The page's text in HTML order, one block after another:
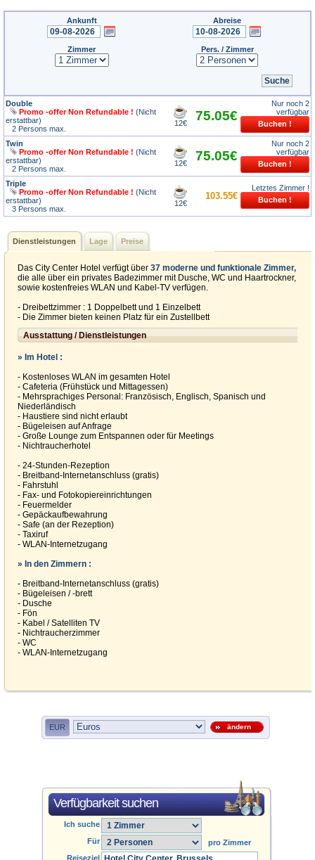
Ankunft Abreise
Zimmer Pers. / Zimmer
Double
Promo -offer Non Refundable ! (Nicht
erstattbar)
2 Persons max.
12€ 75.05€
Nur noch 2
verfügbar
Twin
Promo -offer Non Refundable ! (Nicht
erstattbar)
2 Persons max.
12€ 75.05€
Nur noch 2
verfügbar
Triple
Promo -offer Non Refundable ! (Nicht
erstattbar)
3 Persons max.
12€
103.55€
Letztes Zimmer !
Dienstleistungen Lage Preise
Das City Center Hotel verfügt über 37 moderne und funktionale Zimmer,
die alle über ein privates Badezimmer mit Dusche, WC und Haartrockner,
sowie kostenfreies WLAN und Kabel-TV verfügen.
- Dreibettzimmer : 1 Doppelbett und 1 Einzelbett
- Die Zimmer bieten keinen Platz für ein Zustellbett
Ausstattung / Dienstleistungen
» Im Hotel :
- Kostenloses WLAN im gesamten Hotel
- Cafeteria (Frühstück und Mittagessen)
- Mehrsprachiges Personal: Französisch, Englisch, Spanisch und
Niederländisch
- Haustiere sind nicht erlaubt
- Bügeleisen auf Anfrage
- Große Lounge zum Entspannen oder für Meetings
- Nichtraucherhotel
- 24-Stunden-Rezeption
- Breitband-Internetanschluss (gratis)
- Fahrstuhl
- Fax- und Fotokopiereinrichtungen
- Feuermelder
- Gepäckaufbewahrung
- Safe (an der Rezeption)
- Taxiruf
- WLAN-Internetzugang
» In den Zimmern :
- Breitband-Internetanschluss (gratis)
- Bügeleisen / -brett
- Dusche
- Fön
- Kabel / Satelliten TV
- Nichtraucherzimmer
- WC
- WLAN-Internetzugang
EUR ändern
Verfügbarkeit suchen
Ich suche
Für
pro Zimmer
Reiseziel